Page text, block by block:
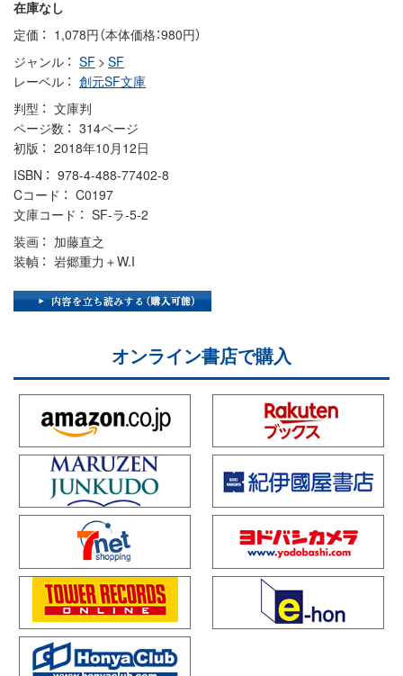
在庫なし
定価
1,078円（本体価格：980円）
ジャンル
SF > SF
レーベル
創元SF文庫
判型
文庫判
ページ数
314ページ
初版
2018年10月12日
ISBN
978-4-488-77402-8
Cコード
C0197
文庫コード
SF-ラ-5-2
装画
加藤直之
装幀
岩郷重力＋W.I
オンライン書店で購入